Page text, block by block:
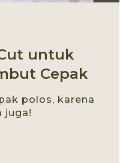
untuk
Cepak
polos, karena
juga!